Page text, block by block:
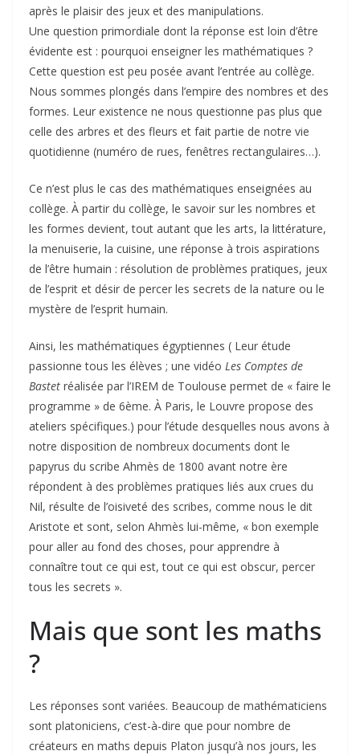
après le plaisir des jeux et des manipulations.
Une question primordiale dont la réponse est loin d’être
évidente est : pourquoi enseigner les mathématiques ?
Cette question est peu posée avant l’entrée au collège.
Nous sommes plongés dans l’empire des nombres et des
formes. Leur existence ne nous questionne pas plus que
celle des arbres et des fleurs et fait partie de notre vie
quotidienne (numéro de rues, fenêtres rectangulaires…).
Ce n’est plus le cas des mathématiques enseignées au
collège. À partir du collège, le savoir sur les nombres et
les formes devient, tout autant que les arts, la littérature,
la menuiserie, la cuisine, une réponse à trois aspirations
de l’être humain : résolution de problèmes pratiques, jeux
de l’esprit et désir de percer les secrets de la nature ou le
mystère de l’esprit humain.
Ainsi, les mathématiques égyptiennes ( Leur étude
passionne tous les élèves ; une vidéo Les Comptes de
Bastet réalisée par l’IREM de Toulouse permet de « faire le
programme » de 6ème. À Paris, le Louvre propose des
ateliers spécifiques.) pour l’étude desquelles nous avons à
notre disposition de nombreux documents dont le
papyrus du scribe Ahmès de 1800 avant notre ère
répondent à des problèmes pratiques liés aux crues du
Nil, résulte de l’oisiveté des scribes, comme nous le dit
Aristote et sont, selon Ahmès lui-même, « bon exemple
pour aller au fond des choses, pour apprendre à
connaître tout ce qui est, tout ce qui est obscur, percer
tous les secrets ».
Mais que sont les maths
?
Les réponses sont variées. Beaucoup de mathématiciens
sont platoniciens, c’est-à-dire que pour nombre de
créateurs en maths depuis Platon jusqu’à nos jours, les